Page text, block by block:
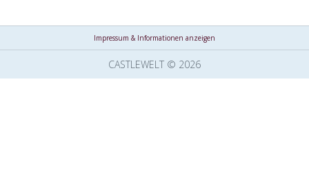
Impressum & Informationen anzeigen
CASTLEWELT © 2026